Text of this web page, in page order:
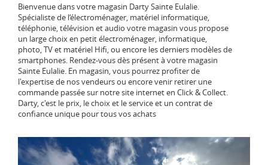
Bienvenue dans votre magasin Darty Sainte Eulalie.
Spécialiste de l‘électroménager, matériel informatique,
téléphonie, télévision et audio votre magasin vous propose
un large choix en petit électroménager, informatique,
photo, TV et matériel Hifi, ou encore les derniers modèles de
smartphones. Rendez-vous dès présent à votre magasin
Sainte Eulalie. En magasin, vous pourrez profiter de
l'expertise de nos vendeurs ou encore venir retirer une
commande passée sur notre site internet en Click & Collect.
Darty, c'est le prix, le choix et le service et un contrat de
confiance unique pour tous vos achats